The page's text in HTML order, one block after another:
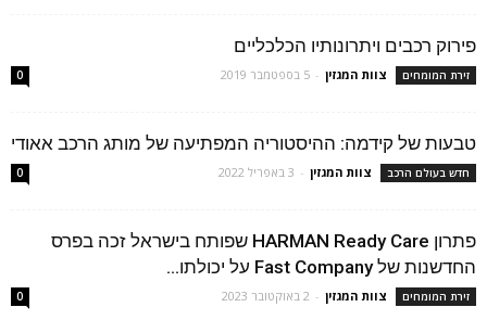
פירוק רכבים ויתרונותיו הכלכליים
זירת המומחים צוות המגזין - 5 בספטמבר 2019 0
טבעות של קידמה: ההיסטוריה המפתיעה של מותג הרכב אאודי
חדש בעולם הרכב צוות המגזין - 3 באפריל 2022 0
פתרון HARMAN Ready Care שפותח בישראל זכה בפרס
החדשנות של Fast Company על יכולתו...
זירת המומחים צוות המגזין - 2 באוקטובר 2023 0